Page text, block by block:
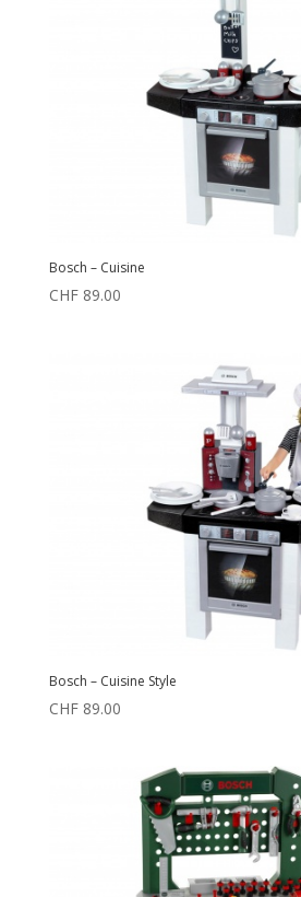
Bosch – Cuisine
CHF89.00
Bosch – Cuisine Style
CHF89.00